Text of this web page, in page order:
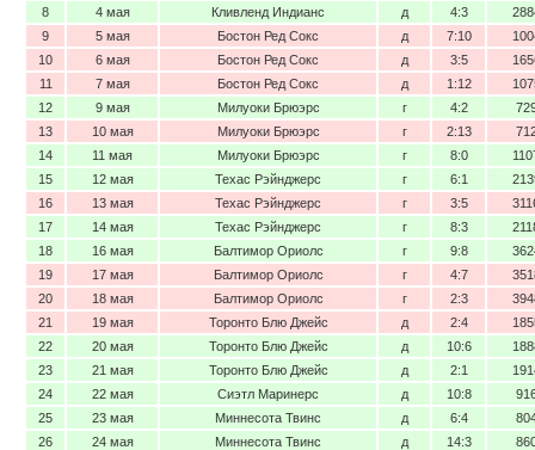
8
4 мая Кливленд Индианс д 4:3
9
5 мая Бостон Ред Сокс д 7:10
10
6 мая Бостон Ред Сокс д 3:5
11
7 мая Бостон Ред Сокс д 1:12
12
9 мая Милуоки Брюэрс г 4:2
13
10 мая Милуоки Брюэрс г 2:13
14
11 мая Милуоки Брюэрс г 8:0
15
12 мая Техас Рэйнджерс г 6:1
16
13 мая Техас Рэйнджерс г 3:5
17
14 мая Техас Рэйнджерс г 8:3
18
16 мая Балтимор Ориолс г 9:8
19
17 мая Балтимор Ориолс г 4:7
20
18 мая Балтимор Ориолс г 2:3
21
19 мая Торонто Блю Джейс д 2:4
22
20 мая Торонто Блю Джейс д 10:6
23
21 мая Торонто Блю Джейс д 2:1
24
22 мая Сиэтл Маринерс д 10:8
25
23 мая Миннесота Твинс д 6:4
26
24 мая Миннесота Твинс д 14:3